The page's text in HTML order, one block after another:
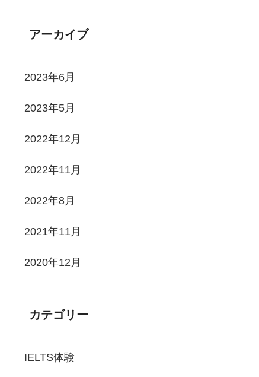
アーカイブ
2023年6月
2023年5月
2022年12月
2022年11月
2022年8月
2021年11月
2020年12月
カテゴリー
IELTS体験